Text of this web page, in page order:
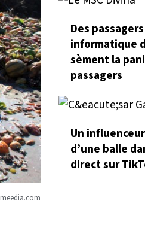
Des
informatique
sèment la
passagers
Un
d’une balle
direct sur